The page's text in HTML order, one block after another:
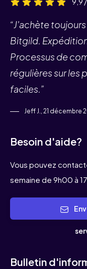
“J'achète
Bitgild.
Processus de
régulières sur les
faciles.”
Jeff J., 21 décembre
Besoin d'aide?
Vous pouvez
semaine de 9h00 à
Bulletin